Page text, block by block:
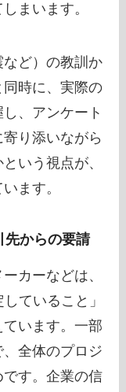
まいます。
ど）の教訓か
時に、実際の
、アンケート
り添いながら
いう視点が、
ます。
先からの要請
カーなどは、
ていること」
います。一部
全体のプロジ
です。企業の信